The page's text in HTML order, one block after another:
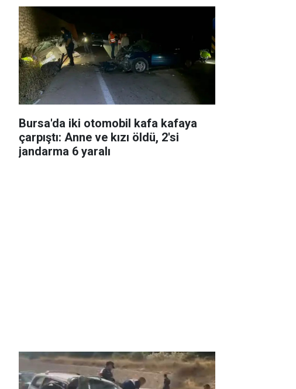
Bursa'da iki otomobil kafa kafaya
çarpıştı: Anne ve kızı öldü, 2'si
jandarma 6 yaralı